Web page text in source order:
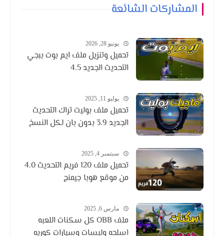
المشاركات الشائعة
يونيو 28, 2026
تحميل وتنزيل ملف ايم بوت ببجي
التحديث الجديد 4.5
يوليو 11, 2025
تحميل ملف بوليت تراك التحديث
الجديد 3.9 بدون بان لكل النسخ
سبتمبر 4, 2025
تحميل ملف 120 فريم التحديث 4.0
من موقع هوبا جيمنج
مارس 6, 2025
ملف OBB كل سكنات اللعبه
اسلحه ولبسات وسيارات كوريه